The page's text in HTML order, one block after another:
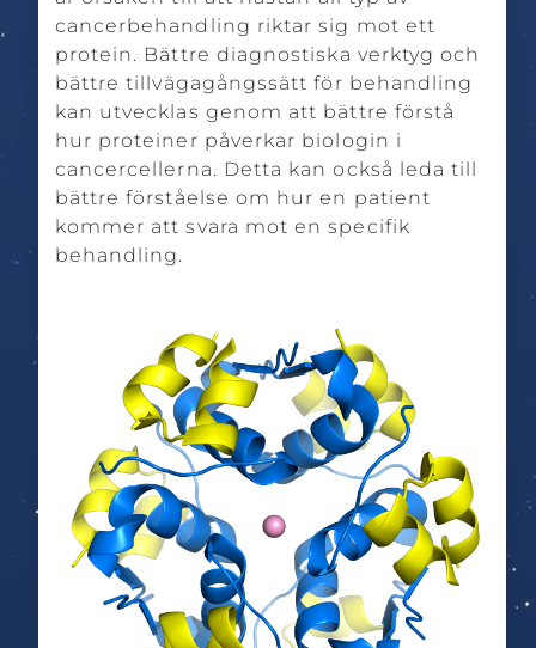
cancerbehandling riktar sig mot ett
protein. Bättre diagnostiska verktyg och
bättre tillvägagångssätt för behandling
kan utvecklas genom att bättre förstå
hur proteiner påverkar biologin i
cancercellerna. Detta kan också leda till
bättre förståelse om hur en patient
kommer att svara mot en specifik
behandling.